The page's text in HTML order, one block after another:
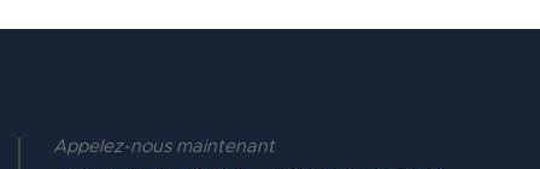
Appelez-nous maintenant